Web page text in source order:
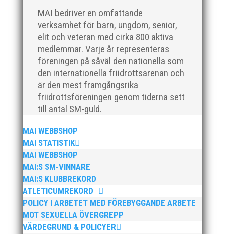
MAI bedriver en omfattande
verksamhet för barn, ungdom, senior,
elit och veteran med cirka 800 aktiva
medlemmar. Varje år representeras
föreningen på såväl den nationella som
den internationella friidrottsarenan och
är den mest framgångsrika
friidrottsföreningen genom tiderna sett
till antal SM-guld.
MAI WEBBSHOP
MAI STATISTIK
MAI WEBBSHOP
MAI:S SM-VINNARE
MAI:S KLUBBREKORD
ATLETICUMREKORD
POLICY I ARBETET MED FÖREBYGGANDE ARBETE
MOT SEXUELLA ÖVERGREPP
VÄRDEGRUND & POLICYER
Magasin Spring #2 2021 är på väg ut till
prenumeranterna nu i dagarna. Det nya numret
bjuder på mängder av spännande läsning, bland
annat ett ”bakom-kulisserna-reportage” från vårt ISM.
Vi har nöjet att publicera artikeln i sin helhet: >> ISM
Friidrott i Magasin...
Malmö Idrottsföreningars Samorganisations pris till
Lovande tjej i Malmö för 2020 går till Nikki
Anderberg, MAI. Motivering:”Nikki Anderberg inte
bara vann SM-guld på 100 meter, hon gjorde det helt
överraskade, på en riktigt bra tid och efter att i två år
haft...